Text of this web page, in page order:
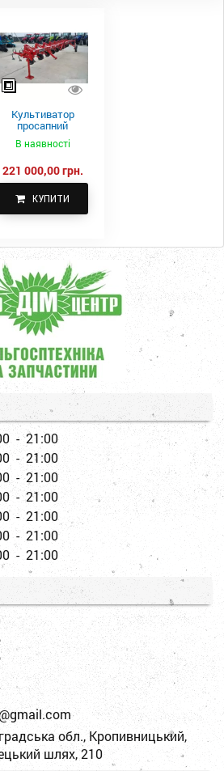
Культиватор
просапний
КПН-5,6-05
В наявності
221 000,00 грн.
КУПИТИ
- 21:00
- 21:00
- 21:00
- 21:00
- 21:00
- 21:00
- 21:00
mail.com
обл., Кропивницький,
шлях, 210